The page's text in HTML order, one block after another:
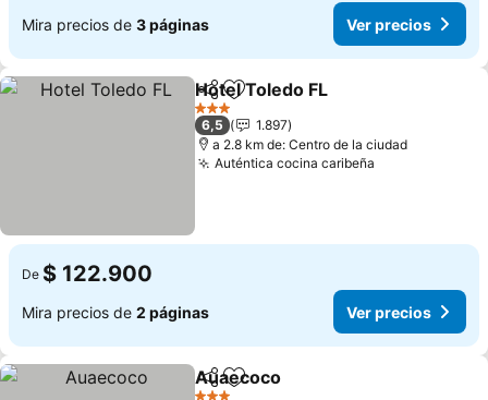
Mira precios de 3 páginas Ver precios
CompartirAgregar a favoritos
Hotel Toledo FL
3 Estrellas
6,5
1.897
a 2.8 km de: Centro de la ciudad
Auténtica cocina caribeña
De $ 122.900
Mira precios de 2 páginas Ver precios
CompartirAgregar a favoritos
Auaecoco